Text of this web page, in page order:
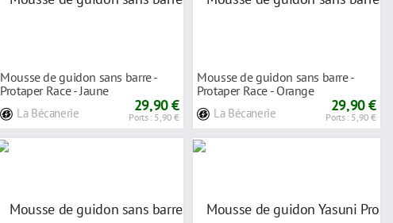
Mousse de guidon sans barre -
Protaper Race - Jaune
La Bécanerie 29,90 €
Ports : 5,90 €
Mousse de guidon sans barre -
Protaper Race - Orange
La Bécanerie 29,90 €
Ports : 5,90 €